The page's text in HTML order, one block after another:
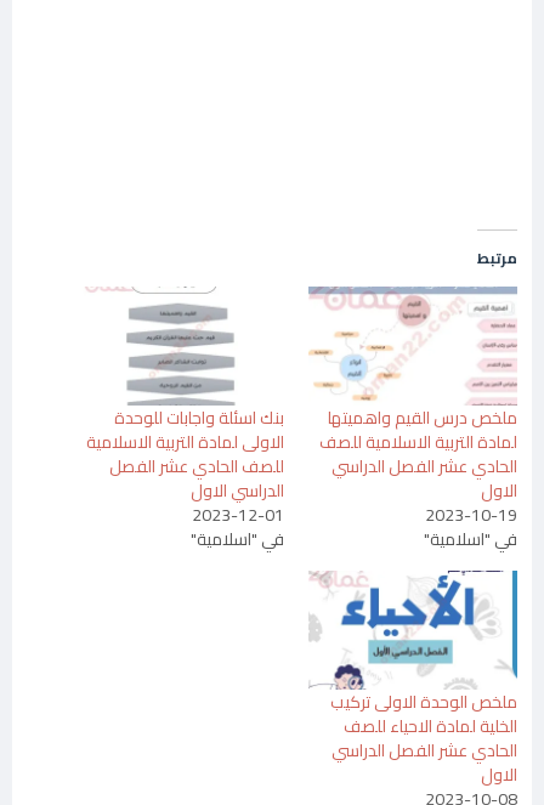
مرتبط
ملخص درس القيم واهميتها
لمادة التربية الاسلامية للصف
الحادي عشر الفصل الدراسي
الاول
2023-10-19
في "اسلامية"
بنك اسئلة واجابات للوحدة
الاولى لمادة التربية الاسلامية
للصف الحادي عشر الفصل
الدراسي الاول
2023-12-01
في "اسلامية"
ملخص الوحدة الاولى تركيب
الخلية لمادة الاحياء للصف
الحادي عشر الفصل الدراسي
الاول